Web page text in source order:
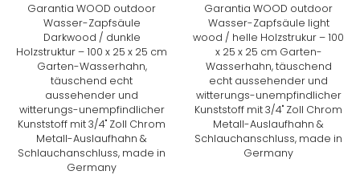
Garantia WOOD outdoor
Wasser-Zapfsäule
Darkwood / dunkle
Holzstruktur – 100 x 25 x 25 cm
Garten-Wasserhahn,
täuschend echt
aussehender und
witterungs-unempfindlicher
Kunststoff mit 3/4" Zoll Chrom
Metall-Auslaufhahn &
Schlauchanschluss, made in
Germany
Garantia WOOD outdoor
Wasser-Zapfsäule light
wood / helle Holzstrukur – 100
x 25 x 25 cm Garten-
Wasserhahn, täuschend
echt aussehender und
witterungs-unempfindlicher
Kunststoff mit 3/4" Zoll Chrom
Metall-Auslaufhahn &
Schlauchanschluss, made in
Germany